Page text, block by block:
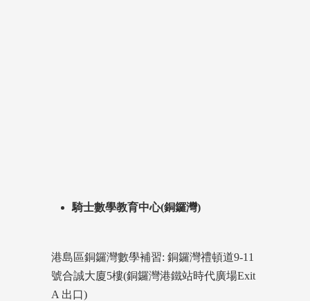
騎士數學教育中心(銅鑼灣)
港島區銅鑼灣數學補習: 銅鑼灣禮頓道9-11
號合誠大廈5樓(銅鑼灣港鐵站時代廣場Exit
A 出口)